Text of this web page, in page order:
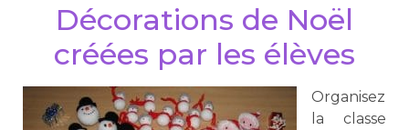
Décorations de Noël
créées par les élèves
Organisez
la classe